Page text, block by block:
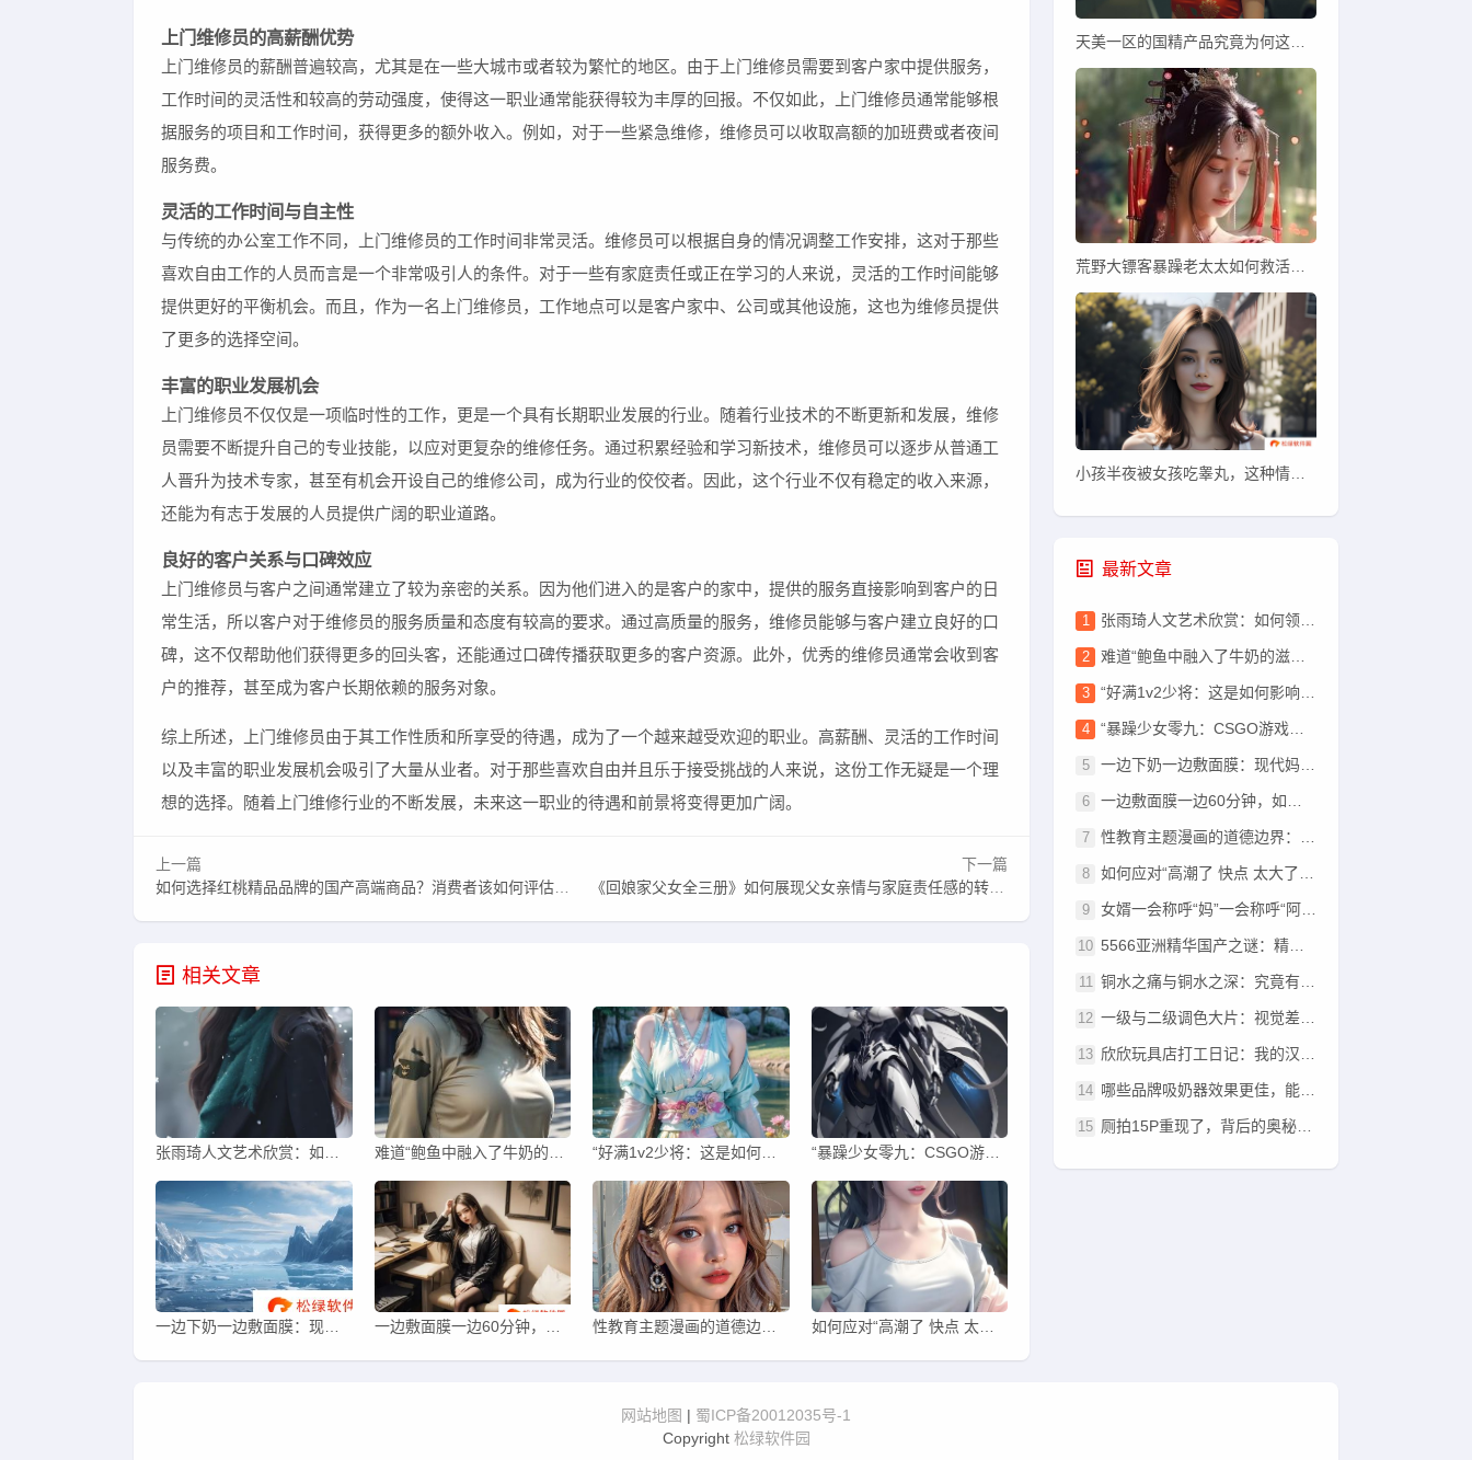
上门维修员的高薪酬优势
上门维修员的薪酬普遍较高，尤其是在一些大城市或者较为繁忙的地区。由于上门维修员需要到客户家中提供服务，
工作时间的灵活性和较高的劳动强度，使得这一职业通常能获得较为丰厚的回报。不仅如此，上门维修员通常能够根
据服务的项目和工作时间，获得更多的额外收入。例如，对于一些紧急维修，维修员可以收取高额的加班费或者夜间
服务费。
灵活的工作时间与自主性
与传统的办公室工作不同，上门维修员的工作时间非常灵活。维修员可以根据自身的情况调整工作安排，这对于那些
喜欢自由工作的人员而言是一个非常吸引人的条件。对于一些有家庭责任或正在学习的人来说，灵活的工作时间能够
提供更好的平衡机会。而且，作为一名上门维修员，工作地点可以是客户家中、公司或其他设施，这也为维修员提供
了更多的选择空间。
丰富的职业发展机会
上门维修员不仅仅是一项临时性的工作，更是一个具有长期职业发展的行业。随着行业技术的不断更新和发展，维修
员需要不断提升自己的专业技能，以应对更复杂的维修任务。通过积累经验和学习新技术，维修员可以逐步从普通工
人晋升为技术专家，甚至有机会开设自己的维修公司，成为行业的佼佼者。因此，这个行业不仅有稳定的收入来源，
还能为有志于发展的人员提供广阔的职业道路。
良好的客户关系与口碑效应
上门维修员与客户之间通常建立了较为亲密的关系。因为他们进入的是客户的家中，提供的服务直接影响到客户的日
常生活，所以客户对于维修员的服务质量和态度有较高的要求。通过高质量的服务，维修员能够与客户建立良好的口
碑，这不仅帮助他们获得更多的回头客，还能通过口碑传播获取更多的客户资源。此外，优秀的维修员通常会收到客
户的推荐，甚至成为客户长期依赖的服务对象。
综上所述，上门维修员由于其工作性质和所享受的待遇，成为了一个越来越受欢迎的职业。高薪酬、灵活的工作时间
以及丰富的职业发展机会吸引了大量从业者。对于那些喜欢自由并且乐于接受挑战的人来说，这份工作无疑是一个理
想的选择。随着上门维修行业的不断发展，未来这一职业的待遇和前景将变得更加广阔。
上一篇
如何选择红桃精品品牌的国产高端商品？消费者该如何评估其品质？
下一篇
《回娘家父女全三册》如何展现父女亲情与家庭责任感的转变？
相关文章
张雨琦人文艺术欣赏：如何领略汉字之美？ 难道“鲍鱼中融入了牛奶的滋味”还能让人心生疑惑？你的鲍鱼中是否真的不含有他人的牛奶？ “好满1v2少将：这是如何影响了汉字书写的因素吗？” “暴躁少女零九：CSGO游戏中的挑战与探索？”
一边下奶一边敷面膜：现代妈妈的奇妙生活？ 一边敷面膜一边60分钟，如何更好地练习书写中文汉字？这真的有效吗？ 性教育主题漫画的道德边界：如何看待富婆XXX大交漫画中的情节？ 如何应对“高潮了 快点 太大了”的困扰？网络资源在线寻找解决方法与策略的网站推荐
最新文章
张雨琦人文艺术欣赏：如何领略汉字之美？
难道“鲍鱼中融入了牛奶的滋味”还能让人心生疑惑？你的鲍鱼中是否真的不含有他人的牛奶？
“好满1v2少将：这是如何影响了汉字书写的因素吗？”
“暴躁少女零九：CSGO游戏中的挑战与探索？”
一边下奶一边敷面膜：现代妈妈的奇妙生活？
一边敷面膜一边60分钟，如何更好地练习书写中文汉字？这真的有效吗？
性教育主题漫画的道德边界：如何看待富婆XXX大交漫画中的情节？
如何应对“高潮了 快点 太大了”的困扰？网络资源在线寻找解决方法与策略的网站推荐
女婿一会称呼“妈”一会称呼“阿姨”意味着什么？原因解析
5566亚洲精华国产之谜：精华液究竟有多精华？
铜水之痛与铜水之深：究竟有何不同？
一级与二级调色大片：视觉差异显著吗？
欣欣玩具店打工日记：我的汉字之旅，疑问与收获共鉴！
哪些品牌吸奶器效果更佳，能够轻松彻底吸取奶液？
厕拍15P重现了，背后的奥秘在哪里？
网站地图 | 蜀ICP备20012035号-1
Copyright 松绿软件园